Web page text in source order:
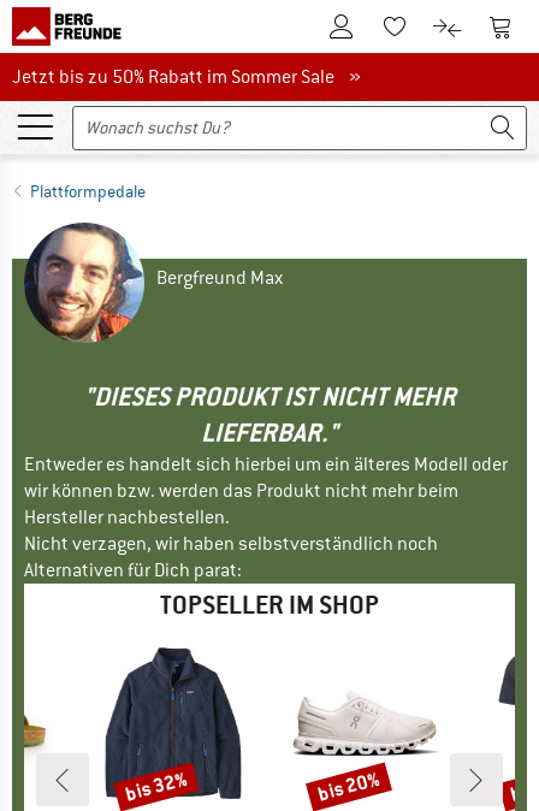
Zum KundenkontoZum Merkzettel.
Zum Zum
Jetzt bis zu 50% Rabatt im Sommer Sale
Jetzt bis zu 50% Rabatt im Sommer Sale »
Plattformpedale
Bergfreund Max
"DIESES PRODUKT IST NICHT MEHR
LIEFERBAR."
Entweder es handelt sich hierbei um ein älteres Modell oder
wir können bzw. werden das Produkt nicht mehr beim
Hersteller nachbestellen.
Nicht verzagen, wir haben selbstverständlich noch
Alternativen für Dich parat:
TOPSELLER IM SHOP
Rabatt
bis 32% Rabatt
bis 20%